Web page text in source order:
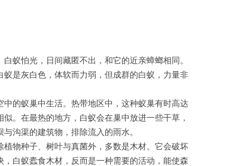
怕光，日间藏匿不出，和它的近亲蟑螂相同。
是灰白色，体软而力弱，但成群的白蚁，力量非
的蚁巢中生活。热带地区中，这种蚁巢有时高达
。在最热的地方，白蚁会在巢中放进一些干草，
沟渠的建筑物，排除流入的雨水。
物种子、树叶与真菌外，多数是木材。它会破坏
白蚁蠹食木材，反而是一种需要的活动，能使森